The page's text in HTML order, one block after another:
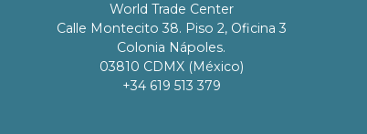
World Trade Center
Calle Montecito 38. Piso 2, Oficina 3
Colonia Nápoles.
03810 CDMX (México)
+34 619 513 379